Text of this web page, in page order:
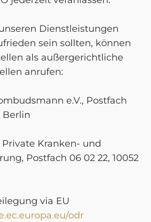
Dienstleistungen
sein sollten, können
als außergerichtliche
anrufen:
e.V., Postfach
Berlin
Kranken- und
Postfach 06 02 22, 10052
via EU
odr